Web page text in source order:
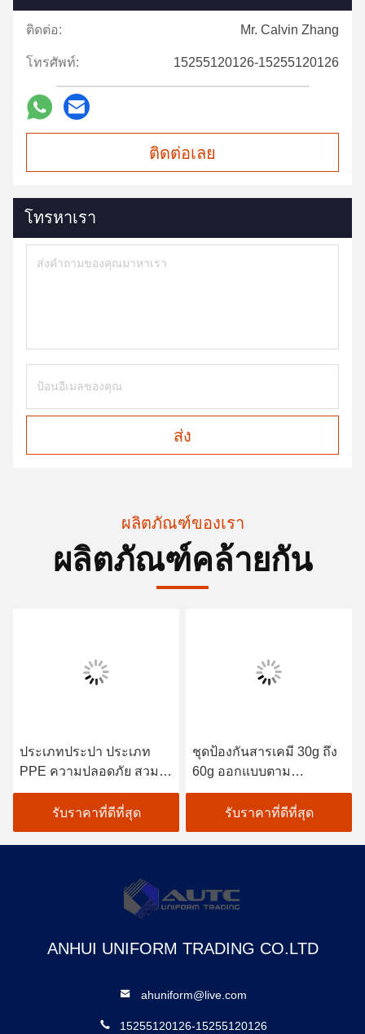
ติดต่อ: Mr. Calvin Zhang
โทรศัพท์: 15255120126-15255120126
ติดต่อเลย
โทรหาเรา
ส่ง
ผลิตภัณฑ์ของเรา
ผลิตภัณฑ์คล้ายกัน
ประเภทประปา ประเภท
PPE ความปลอดภัย สวม
ผ้าที่ให้ความปลอดภัยและ
ความสบายใจที่แท้จริงใน
สภาพแวดล้อมการทํางานที่
ต้องการ
รับราคาที่ดีที่สุด
ชุดป้องกันสารเคมี 30g ถึง
60g ออกแบบตาม
มาตรฐาน OSHA ANSI AS
ANZS เหมาะสำหรับการ
ตอบสนองต่อการรั่วไหล
ของสารเคมี
รับราคาที่ดีที่สุด
ANHUI UNIFORM TRADING CO.LTD
ahuniform@live.com
15255120126-15255120126